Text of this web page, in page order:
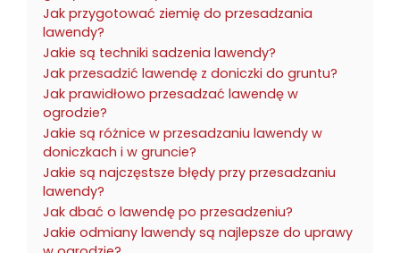
Jak przygotować ziemię do przesadzania
lawendy?
Jakie są techniki sadzenia lawendy?
Jak przesadzić lawendę z doniczki do gruntu?
Jak prawidłowo przesadzać lawendę w
ogrodzie?
Jakie są różnice w przesadzaniu lawendy w
doniczkach i w gruncie?
Jakie są najczęstsze błędy przy przesadzaniu
lawendy?
Jak dbać o lawendę po przesadzeniu?
Jakie odmiany lawendy są najlepsze do uprawy